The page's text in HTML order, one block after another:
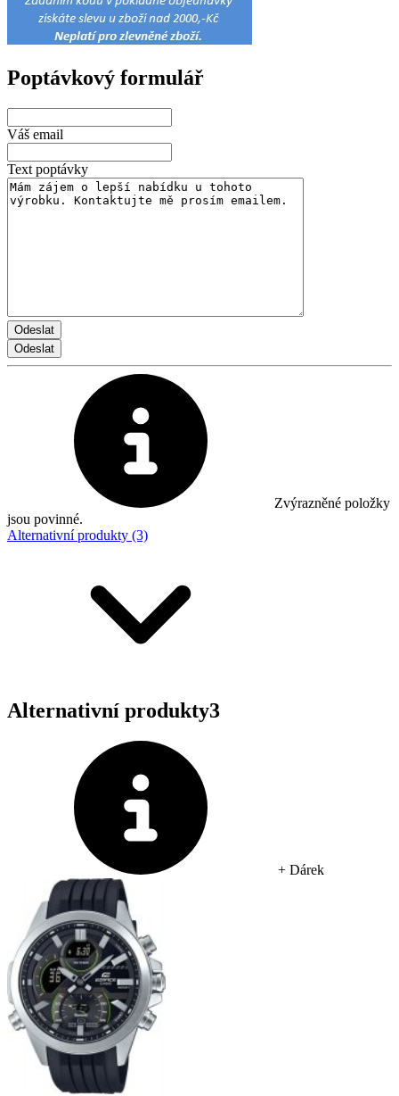
Poptávkový formulář
Váš email
Text poptávky
Zvýrazněné položky
jsou povinné.
Alternativní produkty (3)
Alternativní produkty3
+ Dárek